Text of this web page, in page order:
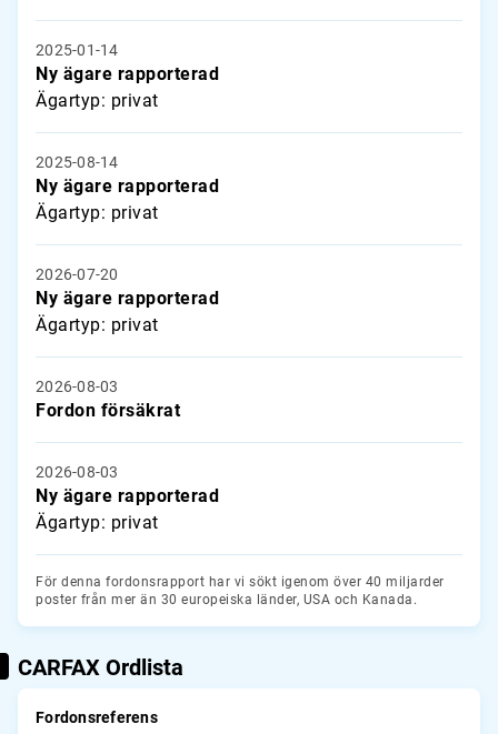
2025-01-14
Ny ägare rapporterad
Ägartyp: privat
2025-08-14
Ny ägare rapporterad
Ägartyp: privat
2026-07-20
Ny ägare rapporterad
Ägartyp: privat
2026-08-03
Fordon försäkrat
2026-08-03
Ny ägare rapporterad
Ägartyp: privat
För denna fordonsrapport har vi sökt igenom över 40 miljarder
poster från mer än 30 europeiska länder, USA och Kanada.
CARFAX Ordlista
Fordonsreferens